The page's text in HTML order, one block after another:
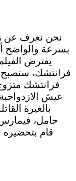
نحن نعرف عن
بسرعة والواضح
يفترض
فرانتشك،
فرانتشك
عيش
بالغيرة
حامل،
قام